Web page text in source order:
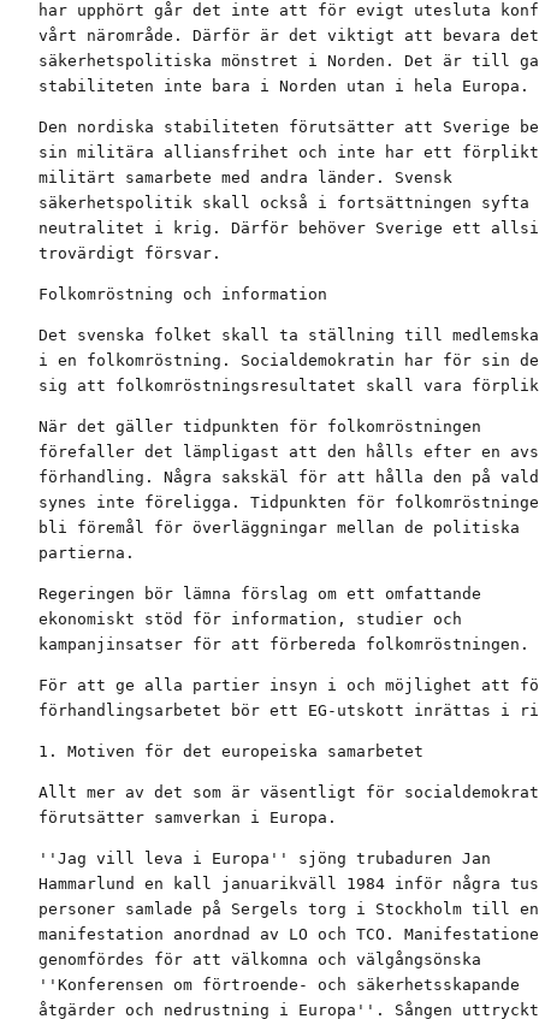
har upphört går det inte att för evigt utesluta
vårt närområde. Därför är det viktigt att bevara det
säkerhetspolitiska mönstret i Norden. Det är till
stabiliteten inte bara i Norden utan i hela Europa.
Den nordiska stabiliteten förutsätter att Sverige
sin militära alliansfrihet och inte har ett
militärt samarbete med andra länder. Svensk
säkerhetspolitik skall också i fortsättningen
neutralitet i krig. Därför behöver Sverige ett
trovärdigt försvar.
Folkomröstning och information
Det svenska folket skall ta ställning till
i en folkomröstning. Socialdemokratin har för sin
sig att folkomröstningsresultatet skall vara
När det gäller tidpunkten för folkomröstningen
förefaller det lämpligast att den hålls efter en
förhandling. Några sakskäl för att hålla den på
synes inte föreligga. Tidpunkten för
bli föremål för överläggningar mellan de politiska
partierna.
Regeringen bör lämna förslag om ett omfattande
ekonomiskt stöd för information, studier och
kampanjinsatser för att förbereda folkomröstningen.
För att ge alla partier insyn i och möjlighet att
förhandlingsarbetet bör ett EG-utskott inrättas i
1. Motiven för det europeiska samarbetet
Allt mer av det som är väsentligt för
förutsätter samverkan i Europa.
''Jag vill leva i Europa'' sjöng trubaduren Jan
Hammarlund en kall januarikväll 1984 inför några
personer samlade på Sergels torg i Stockholm till en
manifestation anordnad av LO och TCO.
genomfördes för att välkomna och välgångsönska
''Konferensen om förtroende- och säkerhetsskapande
åtgärder och nedrustning i Europa''. Sången